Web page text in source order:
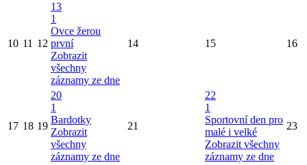
10 11 12
13
1
Ovce žerou
první
Zobrazit
všechny
záznamy ze dne
14 15 16
17 18 19
20
1
Bardotky
Zobrazit
všechny
záznamy ze dne
21
22
1
Sportovní den pro
malé i velké
Zobrazit všechny
záznamy ze dne
23